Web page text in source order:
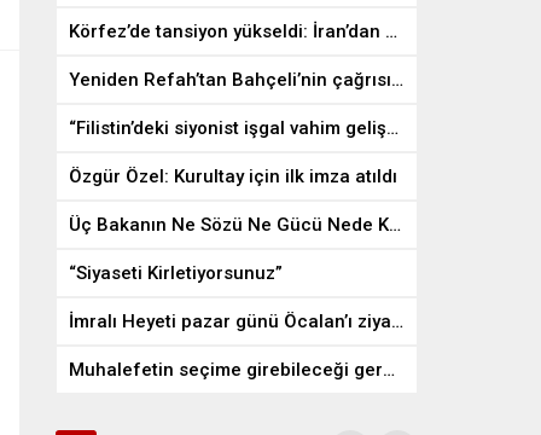
Körfez’de tansiyon yükseldi: İran’dan ABD üslerine misilleme
Yeniden Refah’tan Bahçeli’nin çağrısına destek
“Filistin’deki siyonist işgal vahim gelişmelere gebe”
Özgür Özel: Kurultay için ilk imza atıldı
Üç Bakanın Ne Sözü Ne Gücü Nede Kudreti Yetmedi
“Siyaseti Kirletiyorsunuz”
İmralı Heyeti pazar günü Öcalan’ı ziyaret edecek
Muhalefetin seçime girebileceği gerçek bir alan kalmayabilir